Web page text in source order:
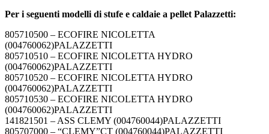
Per i seguenti modelli di stufe e caldaie a pellet Palazzetti:
805710500 – ECOFIRE NICOLETTA
(004760062)PALAZZETTI
805710510 – ECOFIRE NICOLETTA HYDRO
(004760062)PALAZZETTI
805710520 – ECOFIRE NICOLETTA HYDRO
(004760062)PALAZZETTI
805710530 – ECOFIRE NICOLETTA HYDRO
(004760062)PALAZZETTI
141821501 – ASS CLEMY (004760044)PALAZZETTI
805707000 – “CLEMY”CT (004760044)PALAZZETTI